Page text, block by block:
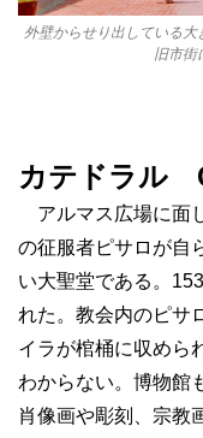
外壁からせり出している大
旧市街
カテドラル
アルマス広場に面
の征服者ピサロが自
い大聖堂である。
れた。教会内のピサ
イラが棺桶に収めら
わからない。博物館
肖像画や彫刻、宗教